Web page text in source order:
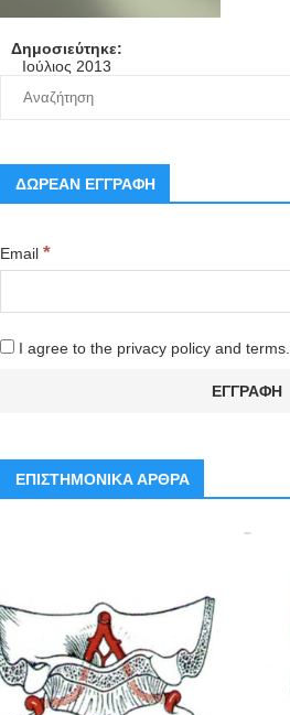
Δημοσιεύτηκε:
Ιούλιος 2013
ΔΩΡΕΑΝ ΕΓΓΡΑΦΗ
Email *
I agree to the privacy policy and terms.
ΕΠΙΣΤΗΜΟΝΙΚΑ ΑΡΘΡΑ